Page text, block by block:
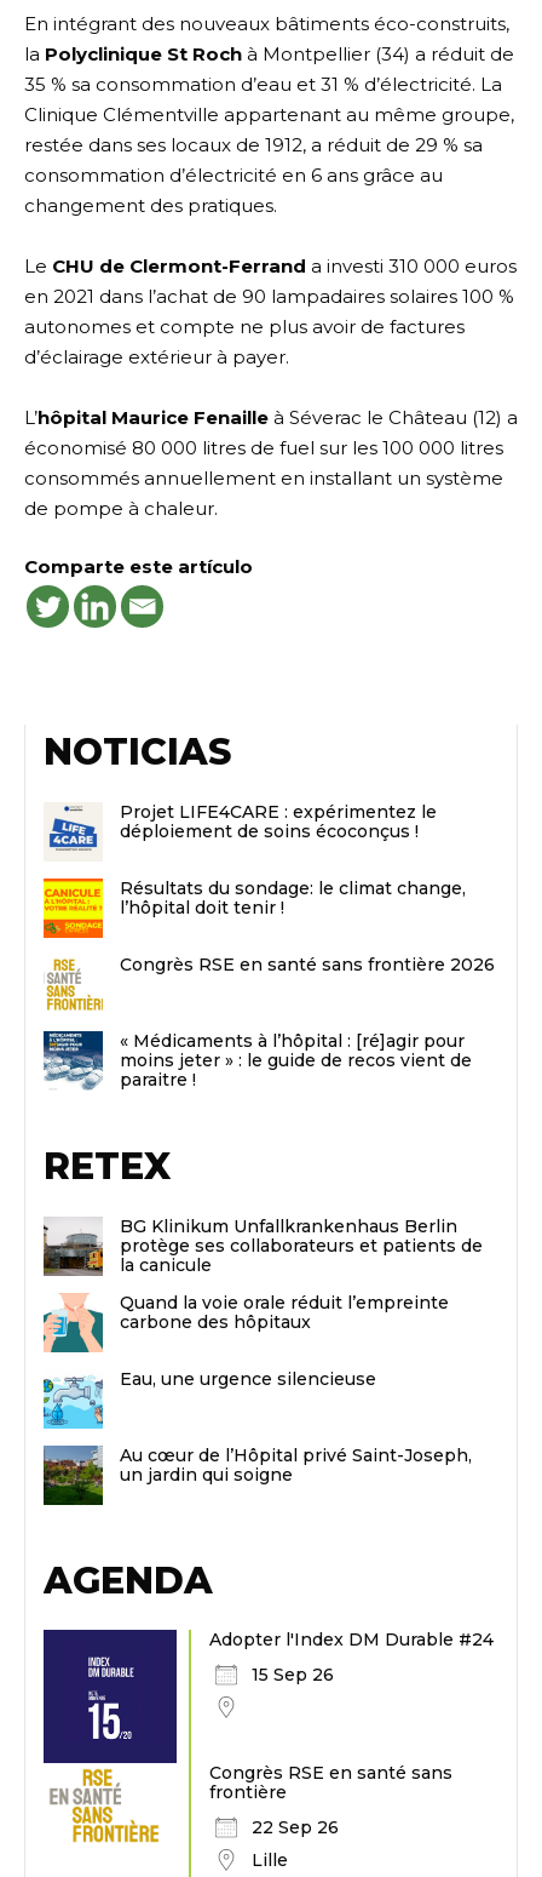
En intégrant des nouveaux bâtiments éco-construits,
la Polyclinique St Roch à Montpellier (34) a réduit de
35 % sa consommation d’eau et 31 % d’électricité. La
Clinique Clémentville appartenant au même groupe,
restée dans ses locaux de 1912, a réduit de 29 % sa
consommation d’électricité en 6 ans grâce au
changement des pratiques.
Le CHU de Clermont-Ferrand a investi 310 000 euros
en 2021 dans l’achat de 90 lampadaires solaires 100 %
autonomes et compte ne plus avoir de factures
d’éclairage extérieur à payer.
L’hôpital Maurice Fenaille à Séverac le Château (12) a
économisé 80 000 litres de fuel sur les 100 000 litres
consommés annuellement en installant un système
de pompe à chaleur.
Comparte este artículo
NOTICIAS
Projet LIFE4CARE : expérimentez le
déploiement de soins écoconçus !
Résultats du sondage: le climat change,
l’hôpital doit tenir !
Congrès RSE en santé sans frontière 2026
« Médicaments à l’hôpital : [ré]agir pour
moins jeter » : le guide de recos vient de
paraitre !
RETEX
BG Klinikum Unfallkrankenhaus Berlin
protège ses collaborateurs et patients de
la canicule
Quand la voie orale réduit l’empreinte
carbone des hôpitaux
Eau, une urgence silencieuse
Au cœur de l’Hôpital privé Saint-Joseph,
un jardin qui soigne
AGENDA
Adopter l'Index DM Durable #24
15 Sep 26
Congrès RSE en santé sans
frontière
22 Sep 26
Lille